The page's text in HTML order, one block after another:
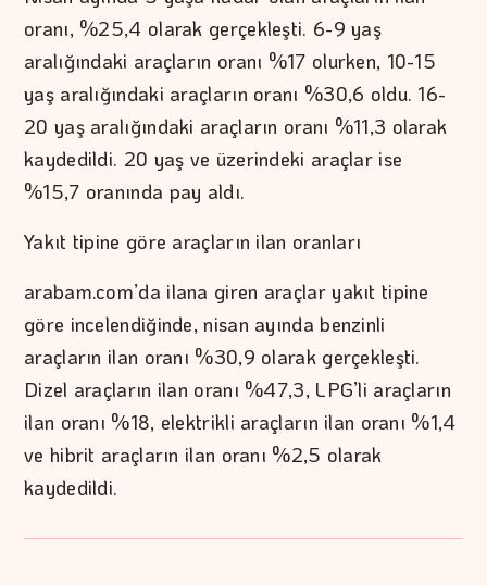
oranı, %25,4 olarak gerçekleşti. 6-9 yaş
aralığındaki araçların oranı %17 olurken, 10-15
yaş aralığındaki araçların oranı %30,6 oldu. 16-
20 yaş aralığındaki araçların oranı %11,3 olarak
kaydedildi. 20 yaş ve üzerindeki araçlar ise
%15,7 oranında pay aldı.
Yakıt tipine göre araçların ilan oranları
arabam.com’da ilana giren araçlar yakıt tipine
göre incelendiğinde, nisan ayında benzinli
araçların ilan oranı %30,9 olarak gerçekleşti.
Dizel araçların ilan oranı %47,3, LPG’li araçların
ilan oranı %18, elektrikli araçların ilan oranı %1,4
ve hibrit araçların ilan oranı %2,5 olarak
kaydedildi.